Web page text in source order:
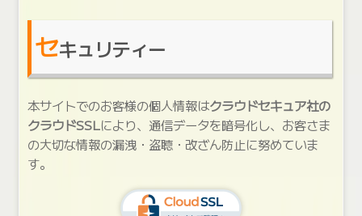
セキュリティー
本サイトでのお客様の個人情報はクラウドセキュア社の
クラウドSSLにより、通信データを暗号化し、お客さま
の大切な情報の漏洩・盗聴・改ざん防止に努めていま
す。